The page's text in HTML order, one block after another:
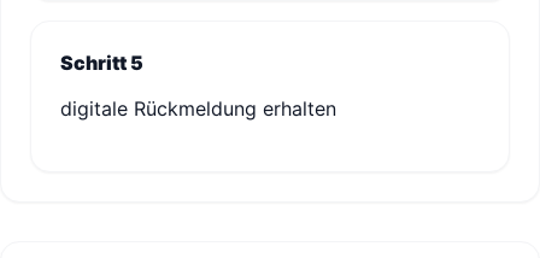
Schritt 5
digitale Rückmeldung erhalten